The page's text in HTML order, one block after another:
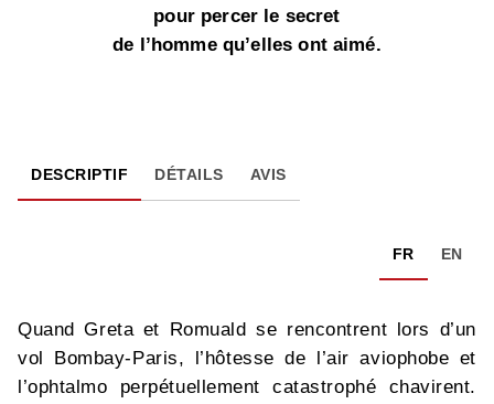
pour percer le secret
de l’homme qu’elles ont aimé.
DESCRIPTIF DÉTAILS AVIS
FR EN
Quand Greta et Romuald se rencontrent lors d’un
vol Bombay-Paris, l’hôtesse de l’air aviophobe et
l’ophtalmo perpétuellement catastrophé chavirent.